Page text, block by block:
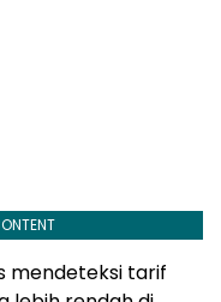
mendeteksi tarif